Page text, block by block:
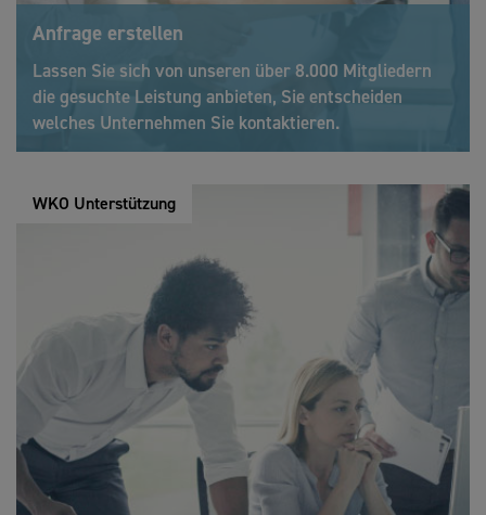
Anfrage erstellen
Lassen Sie sich von unseren über 8.000 Mitgliedern
die gesuchte Leistung anbieten, Sie entscheiden
welches Unternehmen Sie kontaktieren.
WKO Unterstützung